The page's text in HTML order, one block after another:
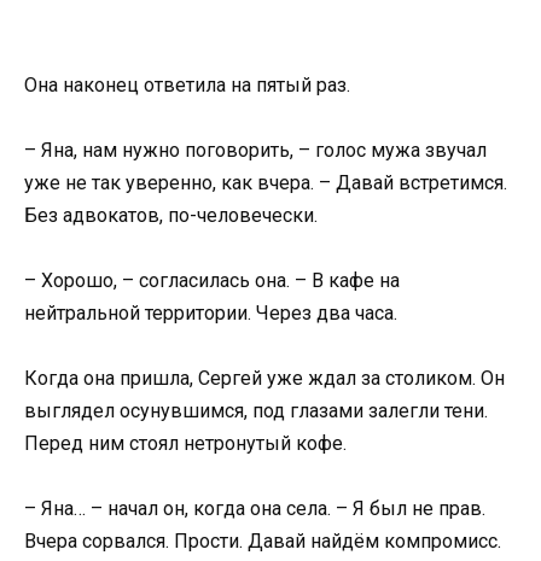
Она наконец ответила на пятый раз.
– Яна, нам нужно поговорить, – голос мужа звучал
уже не так уверенно, как вчера. – Давай встретимся.
Без адвокатов, по-человечески.
– Хорошо, – согласилась она. – В кафе на
нейтральной территории. Через два часа.
Когда она пришла, Сергей уже ждал за столиком. Он
выглядел осунувшимся, под глазами залегли тени.
Перед ним стоял нетронутый кофе.
– Яна… – начал он, когда она села. – Я был не прав.
Вчера сорвался. Прости. Давай найдём компромисс.